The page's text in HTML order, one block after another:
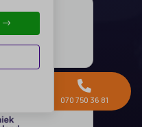

070 750 36 81